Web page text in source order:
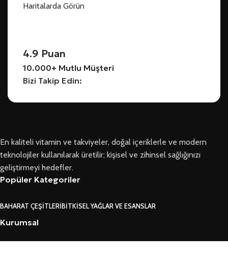
Haritalarda Görün
4.9 Puan
10.000+ Mutlu Müşteri
Bizi Takip Edin:
En kaliteli vitamin ve takviyeler, doğal içeriklerle ve modern
teknolojiler kullanılarak üretilir; kişisel ve zihinsel sağlığınızı
geliştirmeyi hedefler.
Popüler Kategoriler
BAHARAT ÇEŞITLERIBITKISEL YAĞLAR VE ESANSLAR
Kurumsal